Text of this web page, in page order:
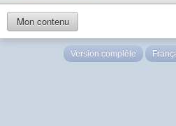
Mon contenu
Version complète